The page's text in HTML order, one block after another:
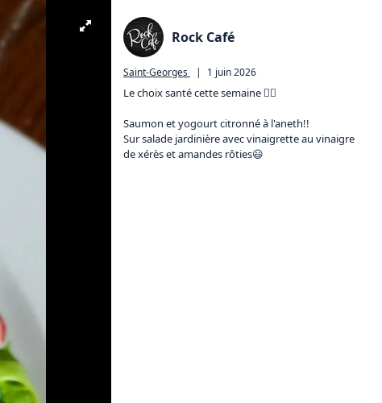
Rock Café
Saint-Georges | 1 juin 2026
Le choix santé cette semaine 👇🏼
Saumon et yogourt citronné à l'aneth!!
Sur salade jardinière avec vinaigrette au vinaigre
de xérès et amandes rôties😃